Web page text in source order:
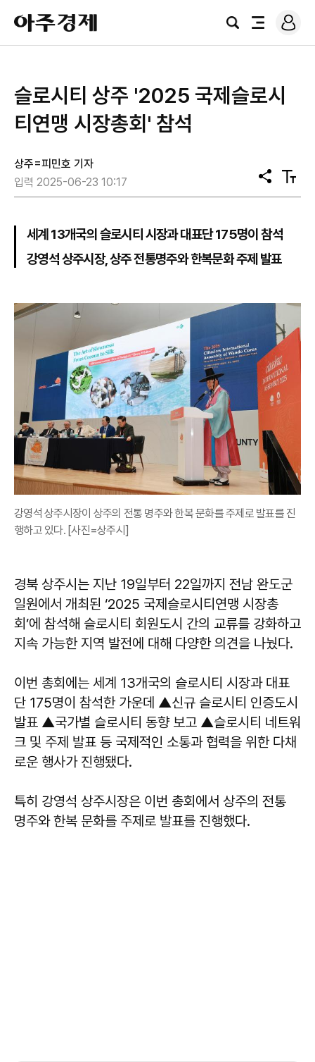
아
주
경
검
전
로
그
슬로시티 상주 '2025 국제슬로시
티연맹 시장총회' 참석
상주=피민호 기자
입력 2025-06-23 10:17
공
유
텍
스
세계 13개국의 슬로시티 시장과 대표단 175명이 참석
강영석 상주시장, 상주 전통명주와 한복문화 주제 발표
강영석 상주시장이 상주의 전통 명주와 한복 문화를 주제로 발표를 진
행하고 있다. [사진=상주시]
경북 상주시는 지난 19일부터 22일까지 전남 완도군
일원에서 개최된 ‘2025 국제슬로시티연맹 시장총
회’에 참석해 슬로시티 회원도시 간의 교류를 강화하고
지속 가능한 지역 발전에 대해 다양한 의견을 나눴다.
이번 총회에는 세계 13개국의 슬로시티 시장과 대표
단 175명이 참석한 가운데 ▲신규 슬로시티 인증도시
발표 ▲국가별 슬로시티 동향 보고 ▲슬로시티 네트워
크 및 주제 발표 등 국제적인 소통과 협력을 위한 다채
로운 행사가 진행됐다.
특히 강영석 상주시장은 이번 총회에서 상주의 전통
명주와 한복 문화를 주제로 발표를 진행했다.